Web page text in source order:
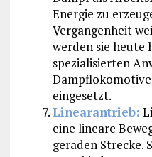
Energie zu
Vergangenheit
werden sie heute
spezialisierten
eingesetzt.
Linearantrieb:
eine lineare
geraden Strecke.